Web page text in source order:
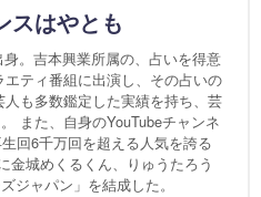
スはやとも
。吉本興業所属の、占いを得意
ティ番組に出演し、その占いの
も多数鑑定した実績を持ち、芸
また、自身のYouTubeチャンネ
回6千万回を超える人気を誇る
金城めくるくん、りゅうたろう
ジャパン」を結成した。